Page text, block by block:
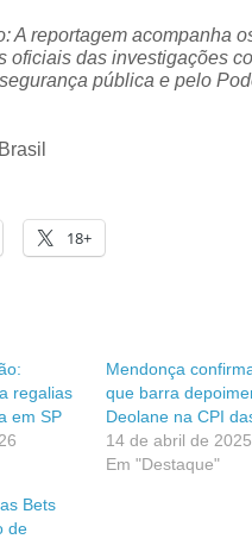
A reportagem acompanha
oficiais das investigações
pública e pelo
18+
regalias
em SP
Mendonça
que barra
Deolane na CPI
14 de abril de 2025
Em "Destaque"
Bets
de